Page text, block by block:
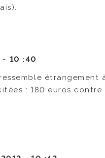
- 10 :40
étrangement
: 180 euros